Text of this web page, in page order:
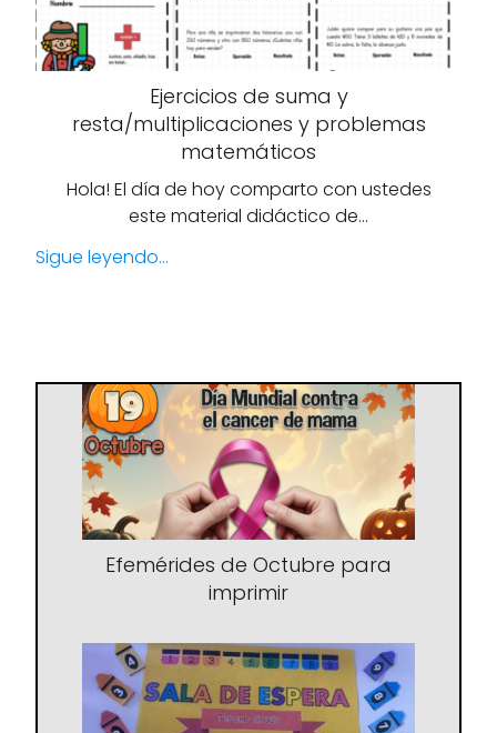
Ejercicios de suma y
resta/multiplicaciones y problemas
matemáticos
Hola! El día de hoy comparto con ustedes
este material didáctico de…
Sigue leyendo...
Efemérides de Octubre para
imprimir